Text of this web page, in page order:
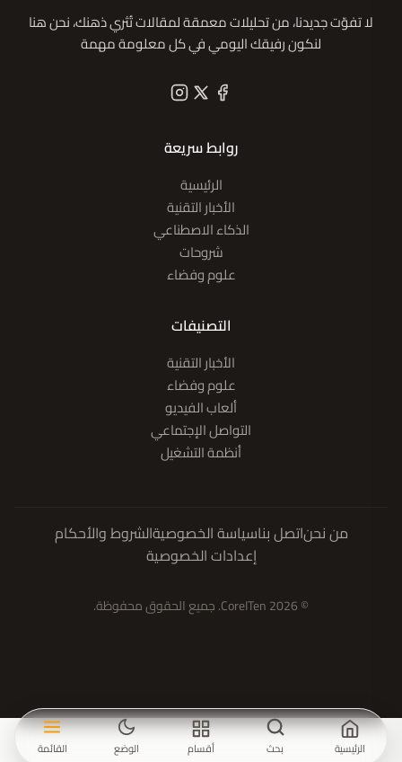
الرئيسية بحث أقسام الوضع القائمة
لا تفوّت جديدنا، من تحليلات معمقة لمقالات تُثري ذهنك، نحن هنا
لنكون رفيقك اليومي في كل معلومة مهمة
روابط سريعة
الرئيسية
الأخبار التقنية
الذكاء الاصطناعي
شروحات
علوم وفضاء
التصنيفات
الأخبار التقنية
علوم وفضاء
ألعاب الفيديو
التواصل الإجتماعي
أنظمة التشغيل
من نحناتصل بناسياسة الخصوصيةالشروط والأحكام
إعدادات الخصوصية
© 2026 CoreITen. جميع الحقوق محفوظة.